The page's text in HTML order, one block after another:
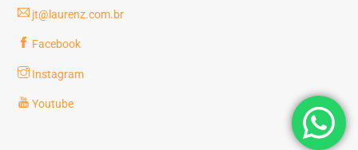
jt@laurenz.com.br
Facebook
Instagram
Youtube